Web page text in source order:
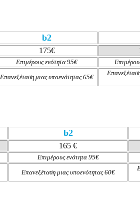
b2
175€
Επιμέρους ενότητα 95€
Επανεξέταση μιας υποενότητας 65€
b2
165 €
Επιμέρους ενότητα 95€
Επανεξέταση μιας υποενότητας 60€